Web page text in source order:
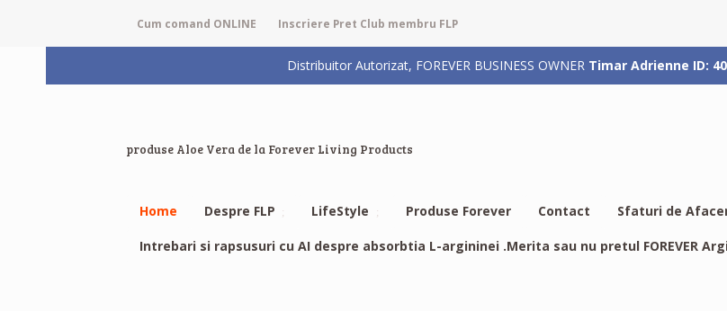
Cum comand ONLINE Inscriere Pret Club membru FLP
Distribuitor Autorizat, FOREVER BUSINESS OWNER Timar Adrienne ID:
produse Aloe Vera de la Forever Living Products
Home Despre FLP LifeStyle Produse Forever Contact Sfaturi de
Intrebari si rapsusuri cu AI despre absorbtia L-argininei .Merita sau nu pretul FOREVER